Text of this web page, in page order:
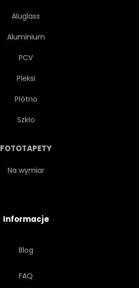
Aluglass
Aluminium
PCV
Pleksi
Płótno
Szkło
FOTOTAPETY
Na wymiar
Informacje
Blog
FAQ